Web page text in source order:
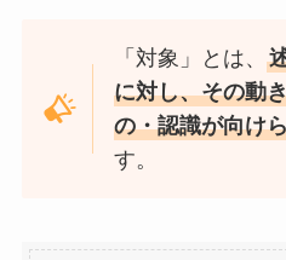
「対象」とは、
に対し、その動
の・認識が向け
す。